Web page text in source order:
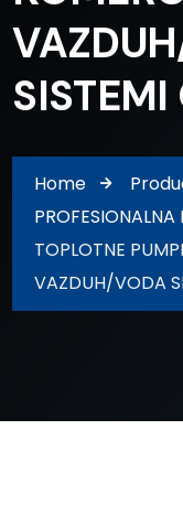
Home
TOPLOTNE
VAZDUH/VODA